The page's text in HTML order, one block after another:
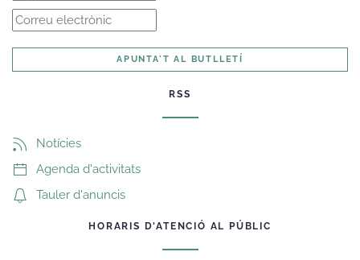
APUNTA'T AL BUTLLETÍ
RSS
Notícies
Agenda d'activitats
Tauler d'anuncis
HORARIS D'ATENCIÓ AL PÚBLIC